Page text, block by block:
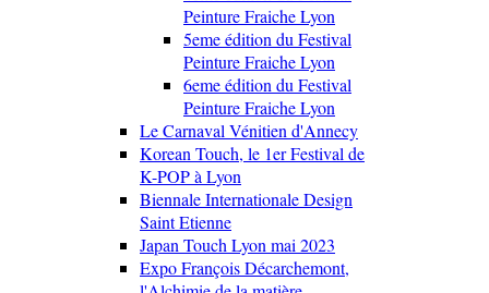
Peinture Fraiche Lyon
5eme édition du Festival
Peinture Fraiche Lyon
6eme édition du Festival
Peinture Fraiche Lyon
Le Carnaval Vénitien d'Annecy
Korean Touch, le 1er Festival de
K-POP à Lyon
Biennale Internationale Design
Saint Etienne
Japan Touch Lyon mai 2023
Expo François Décarchemont,